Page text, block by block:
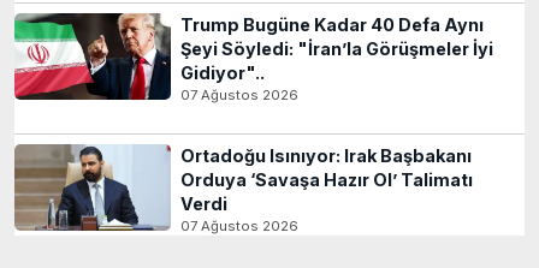
Trump Bugüne Kadar 40 Defa Aynı
Şeyi Söyledi: "İran’la Görüşmeler İyi
Gidiyor"..
07 Ağustos 2026
Ortadoğu Isınıyor: Irak Başbakanı
Orduya ‘Savaşa Hazır Ol’ Talimatı
Verdi
07 Ağustos 2026